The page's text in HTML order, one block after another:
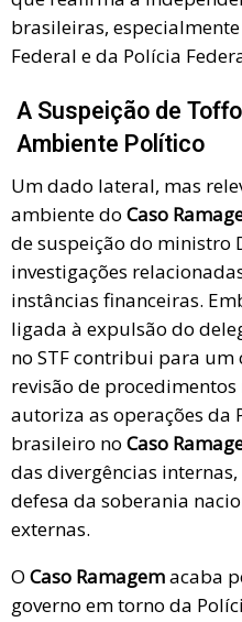
brasileiras,
Federal e da Polícia
A Suspeição de
Ambiente Político
Um dado lateral, mas
ambiente do Caso
de suspeição do ministro
investigações
instâncias financeiras.
ligada à expulsão do
no STF contribui para
revisão de
autoriza as operações da
brasileiro no Caso
das divergências
defesa da soberania
externas.
O Caso Ramagemacaba
governo em torno da